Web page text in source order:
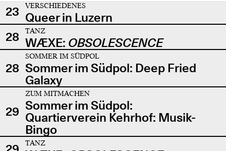
23
VERSCHIEDENES
Queer in Luzern
28
TANZ
WÆXE: OBSOLESCENCE
28
SOMMER IM SÜDPOL
Sommer im Südpol: Deep Fried
Galaxy
29
ZUM MITMACHEN
Sommer im Südpol:
Quartierverein Kehrhof: Musik-
Bingo
TANZ